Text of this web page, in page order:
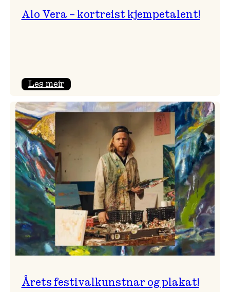
Alo Vera – kortreist kjempetalent!
Les meir:
Vera
kjempetalent!
Årets festivalkunstnar og plakat!